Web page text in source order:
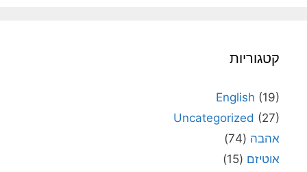
קטגוריות
English (19)
Uncategorized (27)
אהבה (74)
אוטיזם (15)